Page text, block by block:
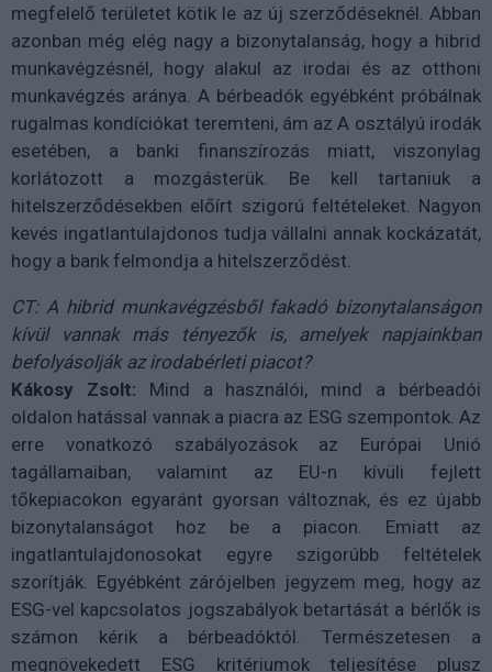
megfelelő területet kötik le az új szerződéseknél. Abban
azonban még elég nagy a bizonytalanság, hogy a hibrid
munkavégzésnél, hogy alakul az irodai és az otthoni
munkavégzés aránya. A bérbeadók egyébként próbálnak
rugalmas kondíciókat teremteni, ám az A osztályú irodák
esetében, a banki finanszírozás miatt, viszonylag
korlátozott a mozgásterük. Be kell tartaniuk a
hitelszerződésekben előírt szigorú feltételeket. Nagyon
kevés ingatlantulajdonos tudja vállalni annak kockázatát,
hogy a bank felmondja a hitelszerződést.
CT: A hibrid munkavégzésből fakadó bizonytalanságon
kívül vannak más tényezők is, amelyek napjainkban
befolyásolják az irodabérleti piacot?
Kákosy Zsolt: Mind a használói, mind a bérbeadói
oldalon hatással vannak a piacra az ESG szempontok. Az
erre vonatkozó szabályozások az Európai Unió
tagállamaiban, valamint az EU-n kívüli fejlett
tőkepiacokon egyaránt gyorsan változnak, és ez újabb
bizonytalanságot hoz be a piacon. Emiatt az
ingatlantulajdonosokat egyre szigorúbb feltételek
szorítják. Egyébként zárójelben jegyzem meg, hogy az
ESG-vel kapcsolatos jogszabályok betartását a bérlők is
számon kérik a bérbeadóktól. Természetesen a
megnövekedett ESG kritériumok teljesítése plusz